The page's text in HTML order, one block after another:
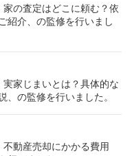
の査定はどこに頼む？依
紹介、の監修を行いまし
家じまいとは？具体的な
、の監修を行いました。
動産売却にかかる費用